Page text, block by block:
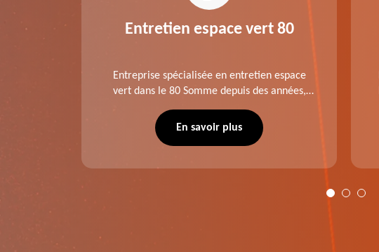
80
,
dans
Entretien espace vert 80
Entreprise spécialisée en entretien espace
vert dans le 80 Somme depuis des années,
d'élagage, d'abattage d'arbres, de
dessouchage et autre. Devis offert.
En savoir plus